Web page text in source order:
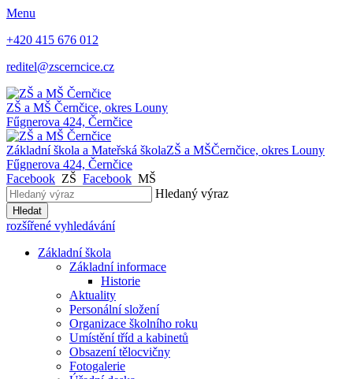
Menu
+420 415 676 012
reditel@zscerncice.cz
ZŠ a MŠ Černčice, okres Louny
Fűgnerova 424, Černčice
Základní škola a Mateřská školaZŠ a MŠČernčice, okres Louny
Fűgnerova 424, Černčice
Facebook ZŠ Facebook MŠ
Hledaný výraz
Hledat
rozšířené vyhledávání
Základní škola
Základní informace
Historie
Aktuality
Personální složení
Organizace školního roku
Umístění tříd a kabinetů
Obsazení tělocvičny
Fotogalerie